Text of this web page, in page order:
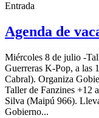
Entrada
Agenda de
Miércoles 8 de julio -
Guerreras K-Pop, a las
Cabral). Organiza
Taller de Fanzines +12
Silva (Maipú 966).
Gobierno...